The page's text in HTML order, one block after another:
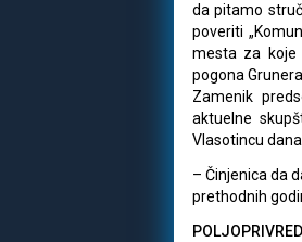
da pitamo
poveriti
mesta za koje
pogona
Zamenik
aktuelne
Vlasotincu
– Činjenica da
prethodnih